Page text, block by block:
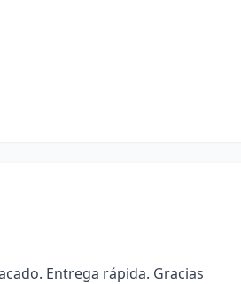
Entrega rápida. Gracias